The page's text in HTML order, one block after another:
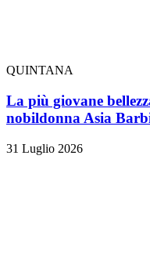
QUINTANA
La più giovane
nobildonna Asia
31 Luglio 2026